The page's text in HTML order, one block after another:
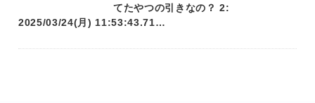
てたやつの引きなの？ 2:
2025/03/24(月) 11:53:43.71…